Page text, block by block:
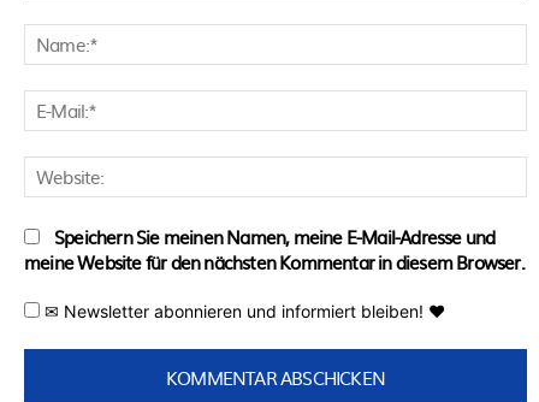
Speichern Sie meinen Namen, meine E-Mail-Adresse und
meine Website für den nächsten Kommentar in diesem Browser.
✉ Newsletter abonnieren und informiert bleiben! ♥